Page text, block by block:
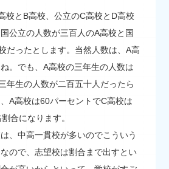
校とB高校、公立のC高校とD高校
公立の人数が三百人のA高校と国
だったとします。当然人数は、A高
。でも、A高校の三年生の人数は
年生の人数が二百五十人だったら
A高校は60パーセントでC高校は
合になります。
、中高一貫校が多いのでこういう
ので、志望校は割合まで出すとい